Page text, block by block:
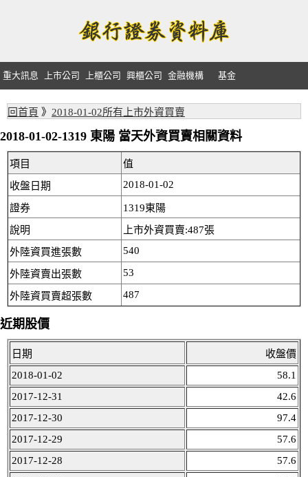
重大訊息 上市公司 上櫃公司 興櫃公司 金融機構 基金
回首頁 》 2018-01-02所有上市外資買賣
2018-01-02-1319 東陽 當天外資買賣相關資料
項目
值
收盤日期
2018-01-02
證券
1319東陽
說明
上市外資買賣:487張
外陸資買進張數
540
外陸資賣出張數 53
外陸資買賣超張數 487
近期股價
日期
收盤價
2018-01-02
58.1
2017-12-31
42.6
2017-12-30
97.4
2017-12-29
57.6
2017-12-28
57.6